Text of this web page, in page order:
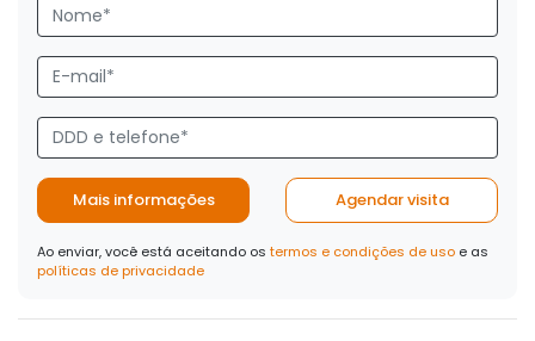
Mais informações Agendar visita
Ao enviar, você está aceitando os termos e condições de uso e as
políticas de privacidade